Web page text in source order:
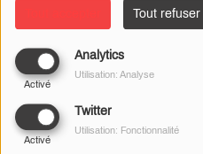
Tout refuser
Analytics
Activé
Utilisation: Analyse
Twitter
Activé
Utilisation: Fonctionnalité